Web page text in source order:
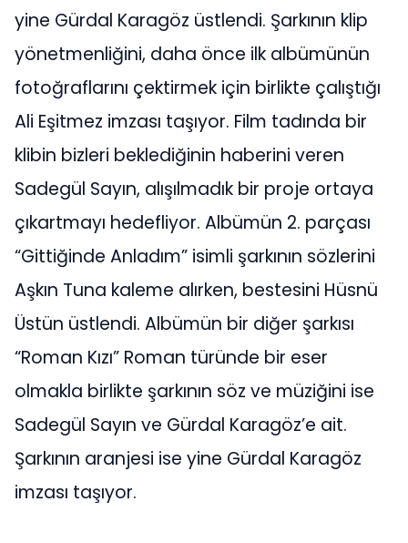
yine Gürdal Karagöz üstlendi. Şarkının klip
yönetmenliğini, daha önce ilk albümünün
fotoğraflarını çektirmek için birlikte çalıştığı
Ali Eşitmez imzası taşıyor. Film tadında bir
klibin bizleri beklediğinin haberini veren
Sadegül Sayın, alışılmadık bir proje ortaya
çıkartmayı hedefliyor. Albümün 2. parçası
“Gittiğinde Anladım” isimli şarkının sözlerini
Aşkın Tuna kaleme alırken, bestesini Hüsnü
Üstün üstlendi. Albümün bir diğer şarkısı
“Roman Kızı” Roman türünde bir eser
olmakla birlikte şarkının söz ve müziğini ise
Sadegül Sayın ve Gürdal Karagöz’e ait.
Şarkının aranjesi ise yine Gürdal Karagöz
imzası taşıyor.